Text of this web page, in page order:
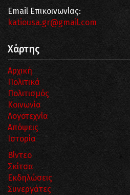
Email Επικοινωνίας:
katiousa.gr@gmail.com
Χάρτης
Αρχική
Πολιτικά
Πολιτισμός
Κοινωνία
Λογοτεχνία
Απόψεις
Ιστορία
Βίντεο
Σκίτσα
Εκδηλώσεις
Συνεργάτες